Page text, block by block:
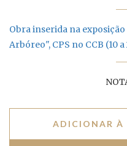
Obra inserida na
Arbóreo", CPS no CCB (10 a
ADICIONAR À